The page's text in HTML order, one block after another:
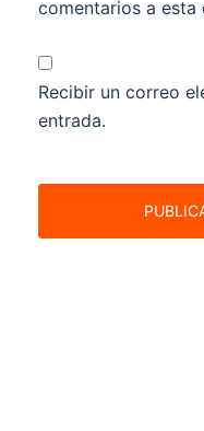
comentarios a esta
Recibir un correo
entrada.